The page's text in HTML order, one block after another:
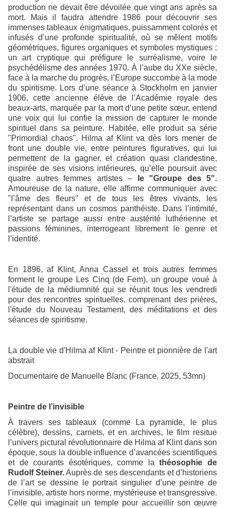
production ne devait être dévoilée que vingt ans après sa
mort. Mais il faudra attendre 1986 pour découvrir ses
immenses tableaux énigmatiques, puissamment colorés et
infusés d’une profonde spiritualité, où se mêlent motifs
géométriques, figures organiques et symboles mystiques :
un art cryptique qui préfigure le surréalisme, voire le
psychédélisme des années 1970. À l’aube du XXe siècle,
face à la marche du progrès, l’Europe succombe à la mode
du spiritisme. Lors d’une séance à Stockholm en janvier
1906, cette ancienne élève de l’Académie royale des
beaux-arts, marquée par la mort d’une petite sœur, entend
une voix qui lui confie la mission de capturer le monde
spirituel dans sa peinture. Habitée, elle produit sa série
"Primordial chaos". Hilma af Klint va dès lors mener de
front une double vie, entre peintures figuratives, qui lui
permettent de la gagner, et création quasi clandestine,
inspirée de ses visions intérieures, qu’elle poursuit avec
quatre autres femmes artistes –
le "Groupe des 5".
Amoureuse de la nature, elle affirme communiquer avec
"l’âme des fleurs" et de tous les êtres vivants, les
représentant dans un cosmos panthéiste. Dans l’intimité,
l’artiste se partage aussi entre austérité luthérienne et
passions féminines, interrogeant librement le genre et
l’identité.
En 1896, af Klint, Anna Cassel et trois autres femmes
forment le groupe Les Cinq (de Fem), un groupe voué à
l'étude de la médiumnité qui se réunit tous les vendredi
pour des rencontres spirituelles, comprenant des prières,
l'étude du Nouveau Testament, des méditations et des
séances de spiritisme.
La double vie d'Hilma af Klint - Peintre et pionnière de l'art
abstrait
Documentaire de Manuelle Blanc (France, 2025, 53mn)
Peintre de l’invisible
À travers ses tableaux (comme La pyramide, le plus
célèbre), dessins, carnets, et en archives, le film resitue
l’univers pictural révolutionnaire de Hilma af Klint dans son
époque, sous la double influence d’avancées scientifiques
et de courants ésotériques, comme lathéosophie de
Rudolf Steiner.Auprès de ses descendants et d’historiens
de l’art se dessine le portrait singulier d’une peintre de
l’invisible, artiste hors norme, mystérieuse et transgressive.
Celle qui imaginait un temple pour accueillir son œuvre